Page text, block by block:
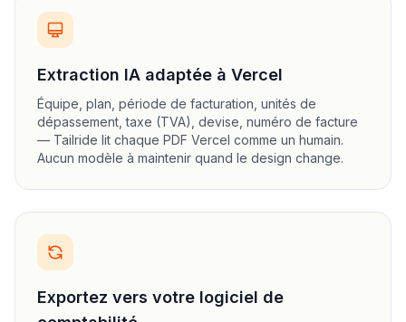
Extraction IA adaptée à Vercel
Équipe, plan, période de facturation, unités de
dépassement, taxe (TVA), devise, numéro de facture
— Tailride lit chaque PDF Vercel comme un humain.
Aucun modèle à maintenir quand le design change.
Exportez vers votre logiciel de